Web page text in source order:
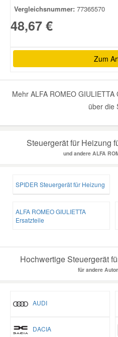
Vergleichsnummer: 77365570
48,67 €
Zum
Mehr ALFA ROMEO
über die
Steuergerät für Heizung
und andere ALFA
SPIDER Steuergerät für Heizung
ALFA ROMEO GIULIETTA
Ersatzteile
Hochwertige Steuergerät
für andere
AUDI
DACIA
Smart Ersatzteile
Toyota Ersatzteile
Vauxhall Ersatzteile
Volvo Ersatzteile